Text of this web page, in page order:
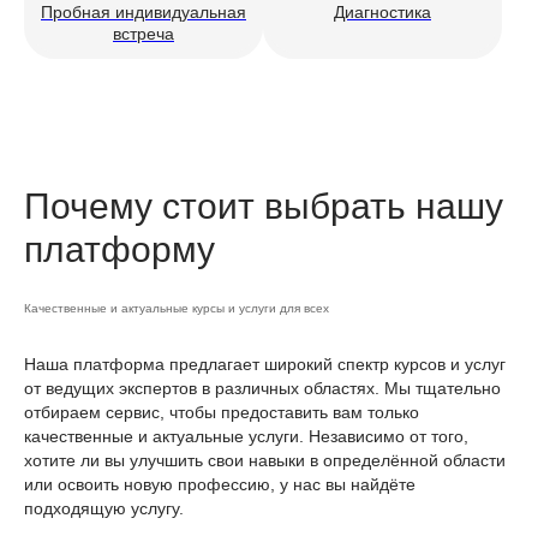
Пробная индивидуальная
встреча
Диагностика
Почему стоит выбрать нашу
платформу
Качественные и актуальные курсы и услуги для всех
Наша платформа предлагает широкий спектр курсов и услуг
от ведущих экспертов в различных областях. Мы тщательно
отбираем сервис, чтобы предоставить вам только
качественные и актуальные услуги. Независимо от того,
хотите ли вы улучшить свои навыки в определённой области
или освоить новую профессию, у нас вы найдёте
подходящую услугу.